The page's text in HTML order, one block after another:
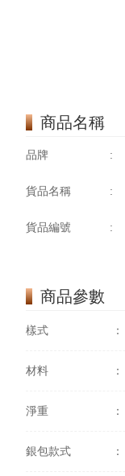
商品名稱
品牌 :
貨品名稱 :
貨品編號 :
商品參數
樣式 ：
材料 ：
淨重 ：
銀包款式 ：